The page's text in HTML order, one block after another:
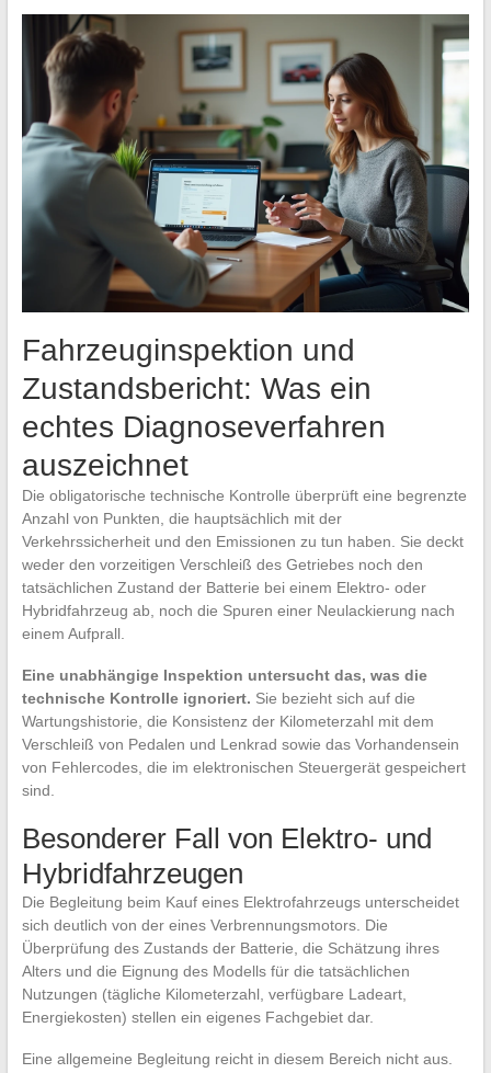
Fahrzeuginspektion und
Zustandsbericht: Was ein
echtes Diagnoseverfahren
auszeichnet
Die obligatorische technische Kontrolle überprüft eine begrenzte
Anzahl von Punkten, die hauptsächlich mit der
Verkehrssicherheit und den Emissionen zu tun haben. Sie deckt
weder den vorzeitigen Verschleiß des Getriebes noch den
tatsächlichen Zustand der Batterie bei einem Elektro- oder
Hybridfahrzeug ab, noch die Spuren einer Neulackierung nach
einem Aufprall.
Eine unabhängige Inspektion untersucht das, was die
technische Kontrolle ignoriert. Sie bezieht sich auf die
Wartungshistorie, die Konsistenz der Kilometerzahl mit dem
Verschleiß von Pedalen und Lenkrad sowie das Vorhandensein
von Fehlercodes, die im elektronischen Steuergerät gespeichert
sind.
Besonderer Fall von Elektro- und
Hybridfahrzeugen
Die Begleitung beim Kauf eines Elektrofahrzeugs unterscheidet
sich deutlich von der eines Verbrennungsmotors. Die
Überprüfung des Zustands der Batterie, die Schätzung ihres
Alters und die Eignung des Modells für die tatsächlichen
Nutzungen (tägliche Kilometerzahl, verfügbare Ladeart,
Energiekosten) stellen ein eigenes Fachgebiet dar.
Eine allgemeine Begleitung reicht in diesem Bereich nicht aus.